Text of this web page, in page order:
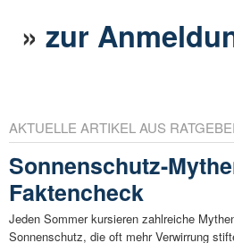
»zur
AKTUELLE ARTIKEL AUS
Sonnenschutz-
Faktencheck
Jeden Sommer kursieren zahlreiche
Sonnenschutz, die oft mehr Verwirrung